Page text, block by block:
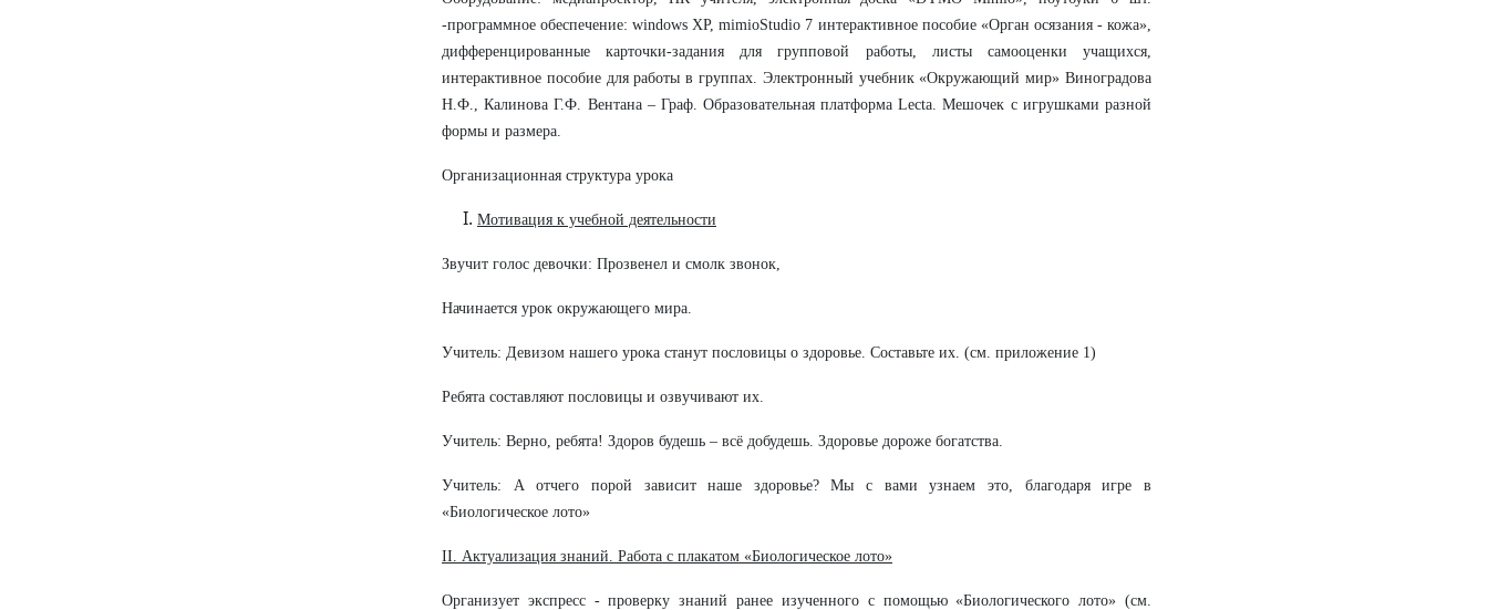
-программное обеспечение: windows XP, mimioStudio 7 интерактивное пособие «Орган осязания - кожа»,
дифференцированные карточки-задания для групповой работы, листы самооценки учащихся,
интерактивное пособие для работы в группах. Электронный учебник «Окружающий мир» Виноградова
Н.Ф., Калинова Г.Ф. Вентана – Граф. Образовательная платформа Lecta. Мешочек с игрушками разной
формы и размера.
Организационная структура урока
Мотивация к учебной деятельности
Звучит голос девочки: Прозвенел и смолк звонок,
Начинается урок окружающего мира.
Учитель: Девизом нашего урока станут пословицы о здоровье. Составьте их. (см. приложение 1)
Ребята составляют пословицы и озвучивают их.
Учитель: Верно, ребята! Здоров будешь – всё добудешь. Здоровье дороже богатства.
Учитель: А отчего порой зависит наше здоровье? Мы с вами узнаем это, благодаря игре в
«Биологическое лото»
II. Актуализация знаний. Работа с плакатом «Биологическое лото»
Организует экспресс - проверку знаний ранее изученного с помощью «Биологического лото» (см.